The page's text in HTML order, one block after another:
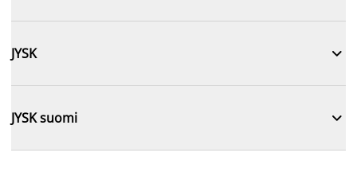
JYSK 
JYSK suomi 